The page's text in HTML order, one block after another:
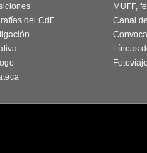
del CdF
MUFF,
Canal
Líneas